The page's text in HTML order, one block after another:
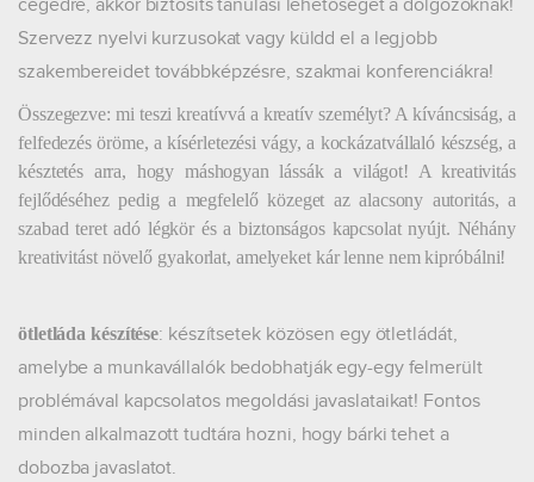
cégedre, akkor biztosíts tanulási lehetőséget a dolgozóknak!
Szervezz nyelvi kurzusokat vagy küldd el a legjobb
szakembereidet továbbképzésre, szakmai konferenciákra!
Összegezve: mi teszi kreatívvá a kreatív személyt? A kíváncsiság, a
felfedezés öröme, a kísérletezési vágy, a kockázatvállaló készség, a
késztetés arra, hogy máshogyan lássák a világot! A kreativitás
fejlődéséhez pedig a megfelelő közeget az alacsony autoritás, a
szabad teret adó légkör és a biztonságos kapcsolat nyújt. Néhány
kreativitást növelő gyakorlat, amelyeket kár lenne nem kipróbálni!
ötletláda készítése: készítsetek közösen egy ötletládát,
amelybe a munkavállalók bedobhatják egy-egy felmerült
problémával kapcsolatos megoldási javaslataikat! Fontos
minden alkalmazott tudtára hozni, hogy bárki tehet a
dobozba javaslatot.